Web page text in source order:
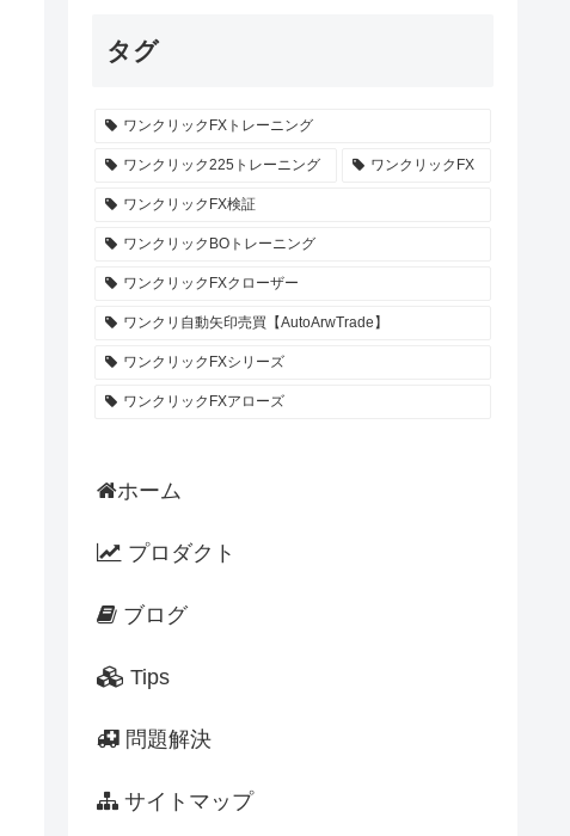
タグ
ワンクリックFXトレーニング
ワンクリック225トレーニング ワンクリックFX
ワンクリックFX検証
ワンクリックBOトレーニング
ワンクリックFXクローザー
ワンクリ自動矢印売買【AutoArwTrade】
ワンクリックFXシリーズ
ワンクリックFXアローズ
ホーム
プロダクト
ブログ
Tips
問題解決
サイトマップ